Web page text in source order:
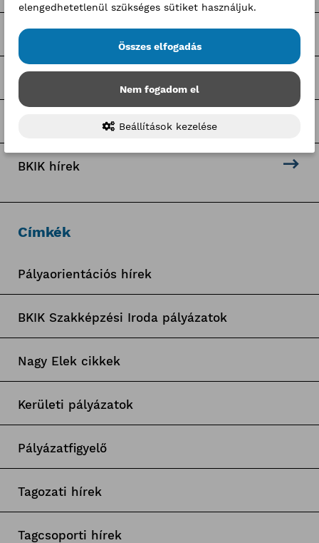
Sajtóközlemények
Pályaorientációs programok
BKIK hírek
Címkék
Pályaorientációs hírek
BKIK Szakképzési Iroda pályázatok
Nagy Elek cikkek
Kerületi pályázatok
Pályázatfigyelő
Tagozati hírek
Tagcsoporti hírek
elengedhetetlenül szükséges sütiket használjuk.
Összes elfogadás
Nem fogadom el
Beállítások kezelése